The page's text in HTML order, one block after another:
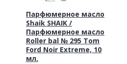
Парфюмерное масло
Shaik SHAIK /
Парфюмерное масло
Roller bal № 295 Tom
Ford Noir Extreme, 10
мл.